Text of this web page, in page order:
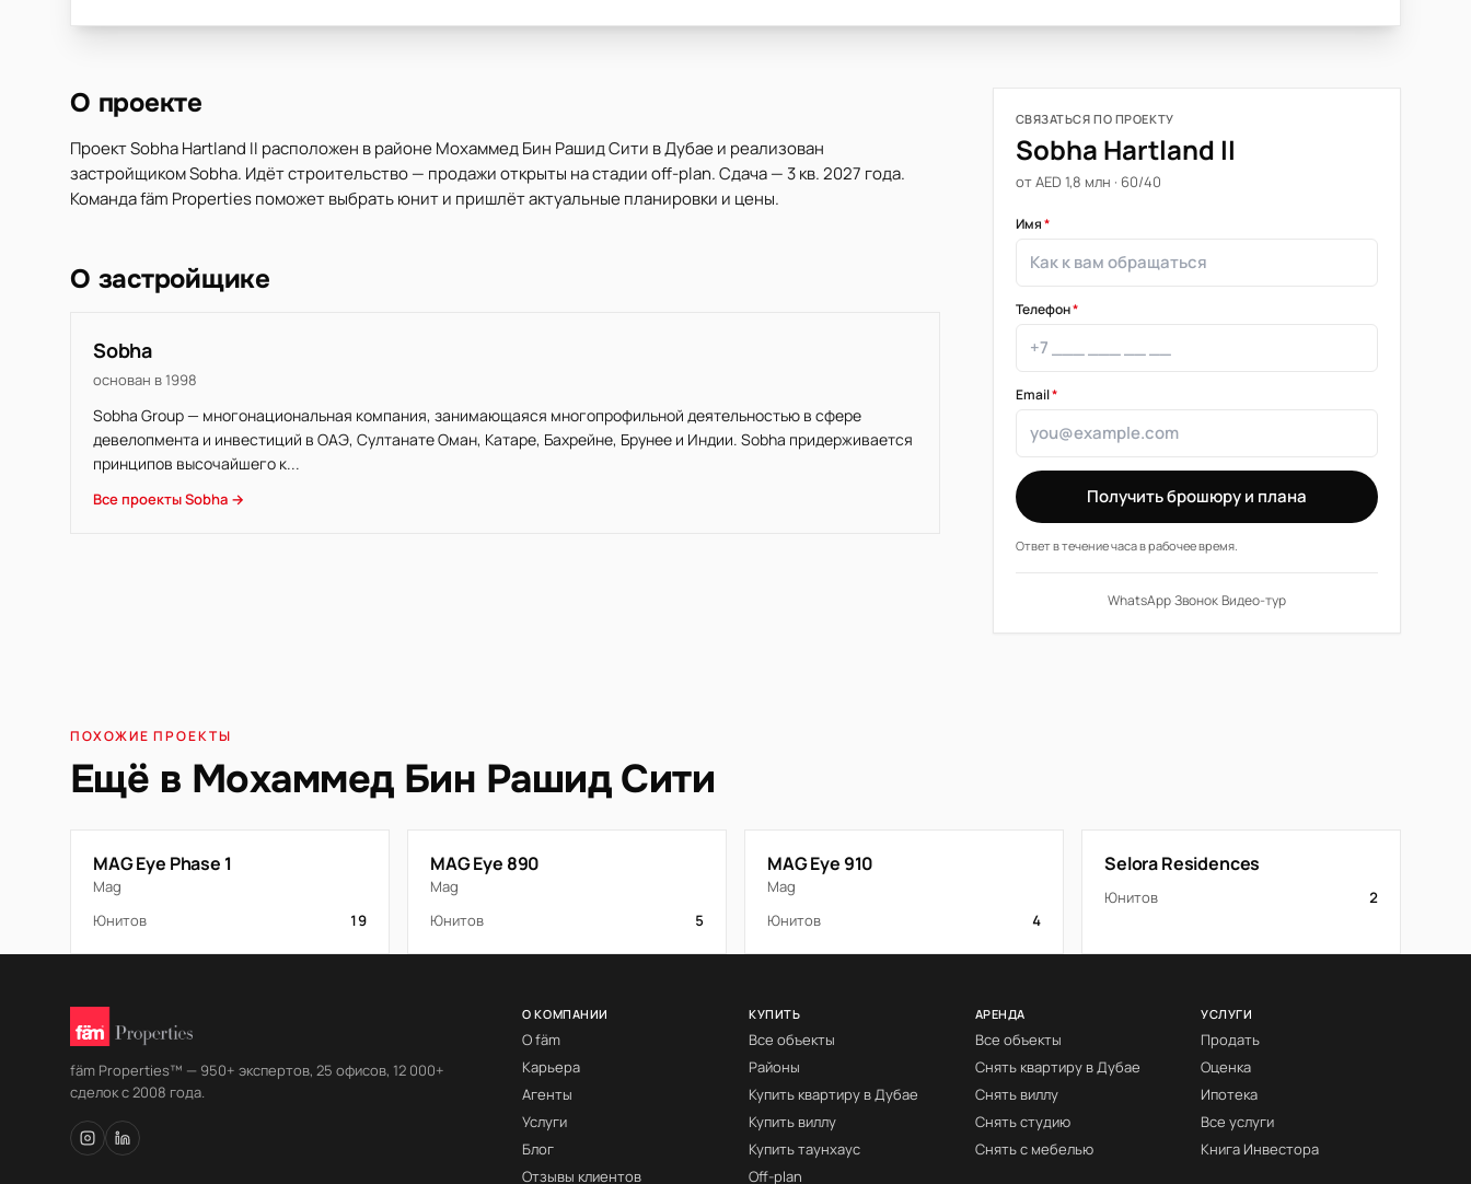
О проекте
Проект Sobha Hartland II расположен в районе Мохаммед Бин Рашид Сити в Дубае и реализован
застройщиком Sobha. Идёт строительство — продажи открыты на стадии off-plan. Сдача — 3 кв. 2027 года.
Команда fäm Properties поможет выбрать юнит и пришлёт актуальные планировки и цены.
О застройщике
Sobha
основан в 1998
Sobha Group — многонациональная компания, занимающаяся многопрофильной деятельностью в сфере
девелопмента и инвестиций в ОАЭ, Султанате Оман, Катаре, Бахрейне, Брунее и Индии. Sobha придерживается
принципов высочайшего к...
Все проекты Sobha →
СВЯЗАТЬСЯ ПО ПРОЕКТУ
Sobha Hartland II
от AED 1,8 млн · 60/40
Имя*
Телефон*
Email*
Получить брошюру и плана
Ответ в течение часа в рабочее время.
WhatsApp·Звонок·Видео-тур
ПОХОЖИЕ ПРОЕКТЫ
Ещё в Мохаммед Бин Рашид Сити
MAG Eye Phase 1
Mag
Юнитов
19
MAG Eye 890
Mag
Юнитов
5
MAG Eye 910
Mag
Юнитов
4
Selora Residences
Юнитов 2
fäm Properties™ — 950+ экспертов, 25 офисов, 12 000+
сделок с 2008 года.
О КОМПАНИИ
О fäm
Карьера
Агенты
Услуги
Блог
Отзывы клиентов
КУПИТЬ
Все объекты
Районы
Купить квартиру в Дубае
Купить виллу
Купить таунхаус
Off-plan
АРЕНДА
Все объекты
Снять квартиру в Дубае
Снять виллу
Снять студию
Снять с мебелью
УСЛУГИ
Продать
Оценка
Ипотека
Все услуги
Книга Инвестора